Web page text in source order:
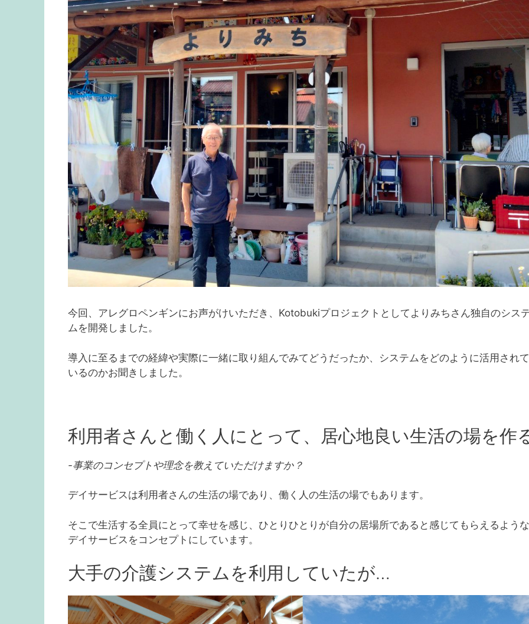
今回、アレグロペンギンにお声がけいただき、Kotobukiプロジェクトとしてよりみちさん独自のシス
ムを開発しました。
導入に至るまでの経緯や実際に一緒に取り組んでみてどうだったか、システムをどのように活用されて
いるのかお聞きしました。
利用者さんと働く人にとって、居心地良い生活の場を作
-事業のコンセプトや理念を教えていただけますか？
デイサービスは利用者さんの生活の場であり、働く人の生活の場でもあります。
そこで生活する全員にとって幸せを感じ、ひとりひとりが自分の居場所であると感じてもらえるような
デイサービスをコンセプトにしています。
大手の介護システムを利用していたが…